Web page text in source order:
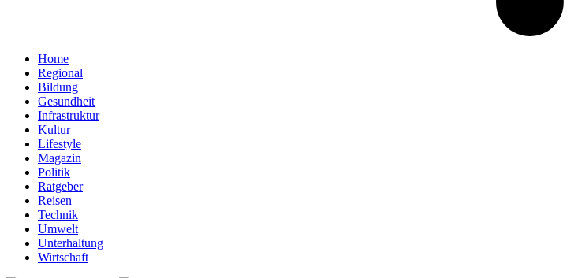
Home
Regional
Bildung
Gesundheit
Infrastruktur
Kultur
Lifestyle
Magazin
Politik
Ratgeber
Reisen
Technik
Umwelt
Unterhaltung
Wirtschaft